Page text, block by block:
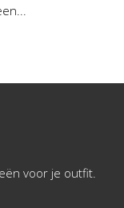
voor je outfit.